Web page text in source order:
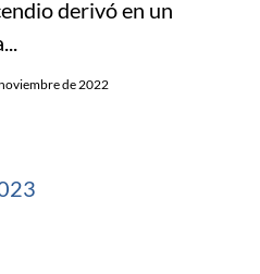
derivó en un
de 2022